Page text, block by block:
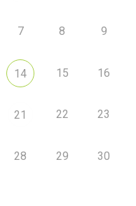
7 8 9
14 15 16
21 22 23
28 29 30